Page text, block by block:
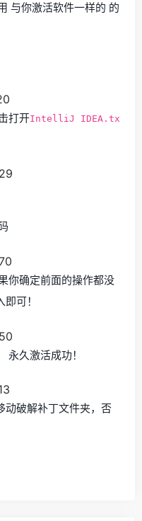
与你激活软件一样的 的
打开IntelliJ IDEA.tx
你确定前面的操作都没
可！
永久激活成功！
动破解补丁文件夹，否